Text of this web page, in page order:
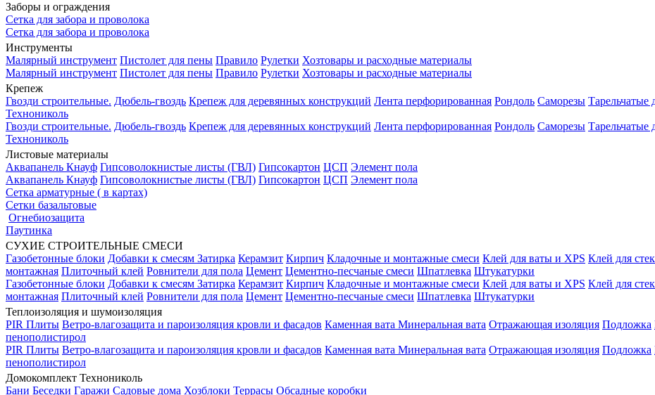
Заборы и ограждения
Сетка для забора и проволока
Сетка для забора и проволока
Инструменты
Малярный инструмент Пистолет для пены Правило Рулетки Хозтовары и расходные материалы
Малярный инструмент Пистолет для пены Правило Рулетки Хозтовары и расходные материалы
Крепеж
Гвозди строительные. Дюбель-гвоздь Крепеж для деревянных конструкций Лента перфорированная Рондоль Саморезы Тарельчатые
Технониколь
Гвозди строительные. Дюбель-гвоздь Крепеж для деревянных конструкций Лента перфорированная Рондоль Саморезы Тарельчатые
Технониколь
Листовые материалы
Аквапанель Кнауф Гипсоволокнистые листы (ГВЛ) Гипсокартон ЦСП Элемент пола
Аквапанель Кнауф Гипсоволокнистые листы (ГВЛ) Гипсокартон ЦСП Элемент пола
Сетка арматурные ( в картах)
Сетки базальтовые
Огнебиозащита
Паутинка
СУХИЕ СТРОИТЕЛЬНЫЕ СМЕСИ
Газобетонные блоки Добавки к смесям Затирка Керамзит Кирпич Кладочные и монтажные смеси Клей для ваты и XPS Клей для
монтажная Плиточный клей Ровнители для пола Цемент Цементно-песчаные смеси Шпатлевка Штукатурки
Газобетонные блоки Добавки к смесям Затирка Керамзит Кирпич Кладочные и монтажные смеси Клей для ваты и XPS Клей для
монтажная Плиточный клей Ровнители для пола Цемент Цементно-песчаные смеси Шпатлевка Штукатурки
Теплоизоляция и шумоизоляция
PIR Плиты Ветро-влагозащита и пароизоляция кровли и фасадов Каменная вата Минеральная вата Отражающая изоляция Подложка
пенополистирол
PIR Плиты Ветро-влагозащита и пароизоляция кровли и фасадов Каменная вата Минеральная вата Отражающая изоляция Подложка
пенополистирол
Домокомплект Технониколь
Бани Беседки Гаражи Садовые дома Хозблоки Террасы Обсадные коробки